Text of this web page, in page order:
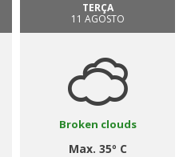
TERÇA
11 AGOSTO
Broken clouds
Max. 35º C